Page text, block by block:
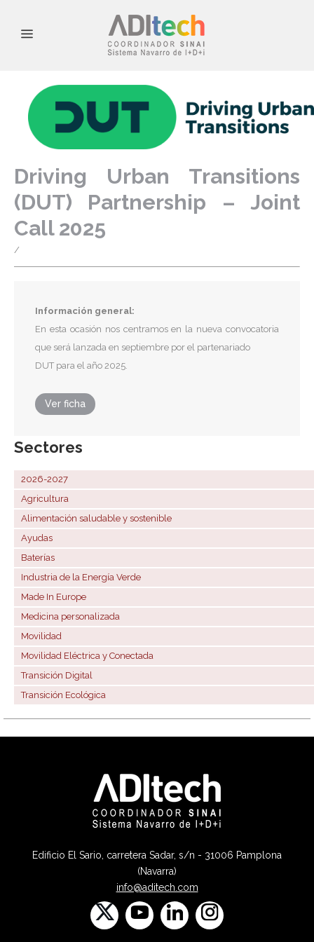
Driving Urban Transitions
(DUT) Partnership – Joint
Call 2025
/
Información general:
En esta ocasión nos centramos en la nueva convocatoria
que será lanzada en septiembre por el partenariado
DUT para el año 2025.
Ver ficha
Sectores
2026-2027
Agricultura
Alimentación saludable y sostenible
Ayudas
Baterías
Industria de la Energía Verde
Made In Europe
Medicina personalizada
Movilidad
Movilidad Eléctrica y Conectada
Transición Digital
Transición Ecológica
Edificio El Sario, carretera Sadar, s/n - 31006 Pamplona
(Navarra)
info@aditech.com